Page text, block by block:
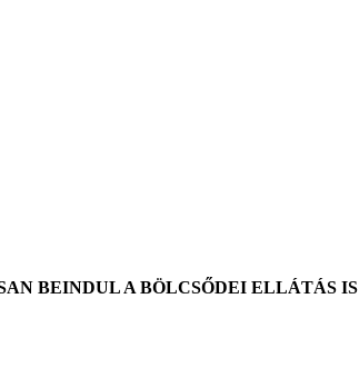
BEINDUL A BÖLCSŐDEI ELLÁTÁS IS